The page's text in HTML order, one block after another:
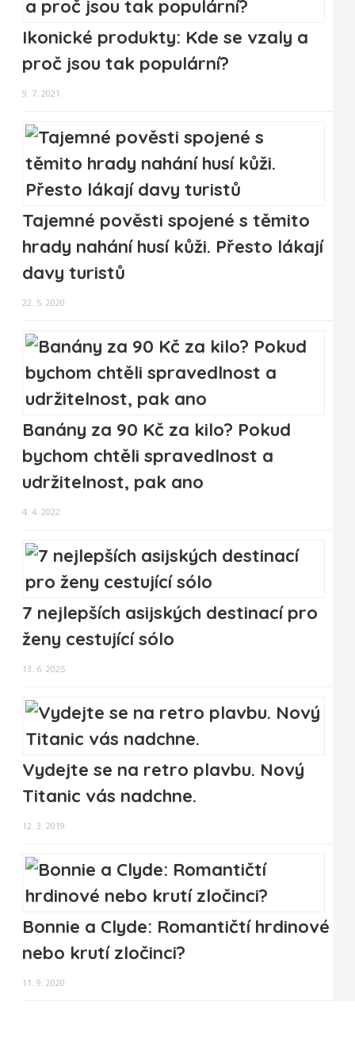
Ikonické produkty: Kde se vzaly a
proč jsou tak populární?
9. 7. 2021
Tajemné pověsti spojené s těmito
hrady nahání husí kůži. Přesto lákají
davy turistů
22. 5. 2020
Banány za 90 Kč za kilo? Pokud
bychom chtěli spravedlnost a
udržitelnost, pak ano
4. 4. 2022
7 nejlepších asijských destinací pro
ženy cestující sólo
13. 6. 2025
Vydejte se na retro plavbu. Nový
Titanic vás nadchne.
12. 3. 2019
Bonnie a Clyde: Romantičtí hrdinové
nebo krutí zločinci?
11. 9. 2020